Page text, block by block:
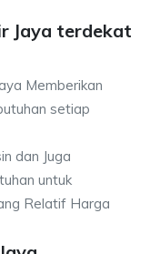
Jaya terdekat
Memberikan
setiap
dan Juga
untuk
Relatif Harga